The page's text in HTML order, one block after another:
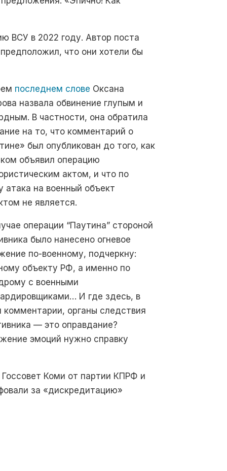
ВСУ в 2022 году. Автор поста
что они хотели бы
последнем слове Оксана
назвала обвинение глупым и
В частности, она обратила
на то, что комментарий о
был опубликован до того, как
объявил операцию
актом, и что по
атака на военный объект
не является.
операции “Паутина” стороной
было нанесено огневое
по-военному, подчеркну:
объекту РФ, а именно по
с военными
И где здесь, в
органы следствия
— это оправдание?
эмоций нужно справку
Коми от партии КПРФ и
за «дискредитацию»